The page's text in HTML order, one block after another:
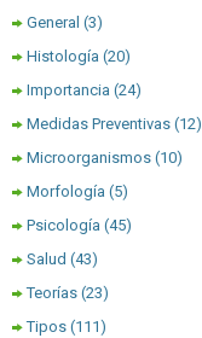
General (3)
Histología (20)
Importancia (24)
Medidas Preventivas (12)
Microorganismos (10)
Morfología (5)
Psicología (45)
Salud (43)
Teorías (23)
Tipos (111)